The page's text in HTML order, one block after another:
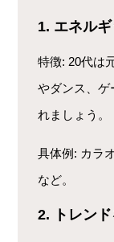
1. エネル
特徴: 20代は
やダンス、ゲ
れましょう。
具体例: カラ
など。
2. トレン